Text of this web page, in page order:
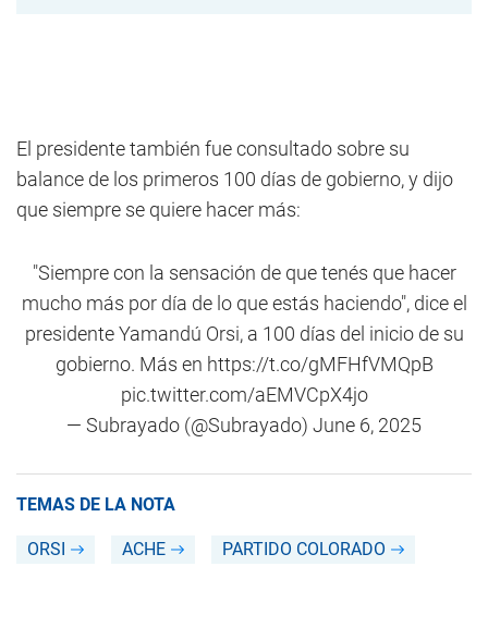
El presidente también fue consultado sobre su
balance de los primeros 100 días de gobierno, y dijo
que siempre se quiere hacer más:
"Siempre con la sensación de que tenés que hacer
mucho más por día de lo que estás haciendo", dice el
presidente Yamandú Orsi, a 100 días del inicio de su
gobierno. Más en https://t.co/gMFHfVMQpB
pic.twitter.com/aEMVCpX4jo
— Subrayado (@Subrayado) June 6, 2025
TEMAS DE LA NOTA
ORSI ACHE PARTIDO COLORADO